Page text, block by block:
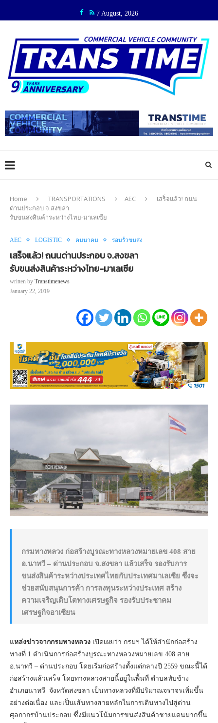
7 August, 2026
Home TRANSPORTATIONS AEC
เสร็จแล้ว! ถนน
ด่านประกอบ จ.สงขลา
รับขนส่งสินค้าระหว่างไทย-มาเลเซีย
AEC LOGISTIC คมนาคม รอบรั้วขนส่ง
เสร็จแล้ว! ถนนด่านประกอบ จ.สงขลา
รับขนส่งสินค้าระหว่างไทย-มาเลเซีย
written by Transtimenews
January 22, 2019
กรมทางหลวง ก่อสร้างบูรณะทางหลวงหมายเลข 408 สาย
อ.นาทวี – ด่านประกอบ จ.สงขลา แล้วเสร็จ รองรับการ
ขนส่งสินค้าระหว่างประเทศไทยกับประเทศมาเลเซีย ซึ่งจะ
ช่วยสนับสนุนการค้า การลงทุนระหว่างประเทศ สร้าง
ความเจริญเติบโตทางเศรษฐกิจ รองรับประชาคม
เศรษฐกิจอาเซียน
แหล่งข่าวจากกรมทางหลวง เปิดเผยว่า กรมฯ ได้ให้สำนักก่อสร้าง
ทางที่ 1 ดำเนินการก่อสร้างบูรณะทางหลวงหมายเลข 408 สาย
อ.นาทวี – ด่านประกอบ โดยเริ่มก่อสร้างตั้งแต่กลางปี 2559 ขณะนี้ได้
ก่อสร้างแล้วเสร็จ โดยทางหลวงสายนี้อยู่ในพื้นที่ ตำบลทับช้าง
อำเภอนาทวี จังหวัดสงขลา เป็นทางหลวงที่มีปริมาณจราจรเพิ่มขึ้น
อย่างต่อเนื่อง และเป็นเส้นทางสายหลักในการเดินทางไปสู่ด่าน
ศุลกากรบ้านประกอบ ซึ่งมีแนวโน้มการขนส่งสินค้าชายแดนมากขึ้น